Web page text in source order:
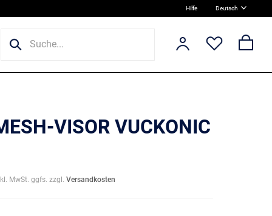
Hilfe Deutsch
VISOR VUCKONIC
MwSt. ggfs. zzgl. Versandkosten